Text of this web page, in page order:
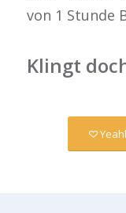
von 1 Stunde
Klingt